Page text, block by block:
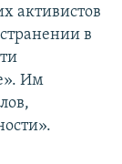
активистов
в
Им